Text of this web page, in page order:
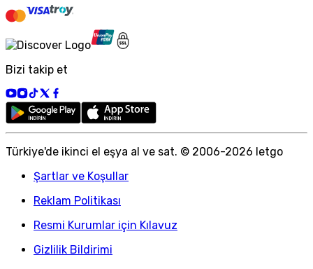
Bizi takip et
Türkiye'de ikinci el eşya al ve sat. © 2006-2026 letgo
Şartlar ve Koşullar
Reklam Politikası
Resmi Kurumlar için Kılavuz
Gizlilik Bildirimi